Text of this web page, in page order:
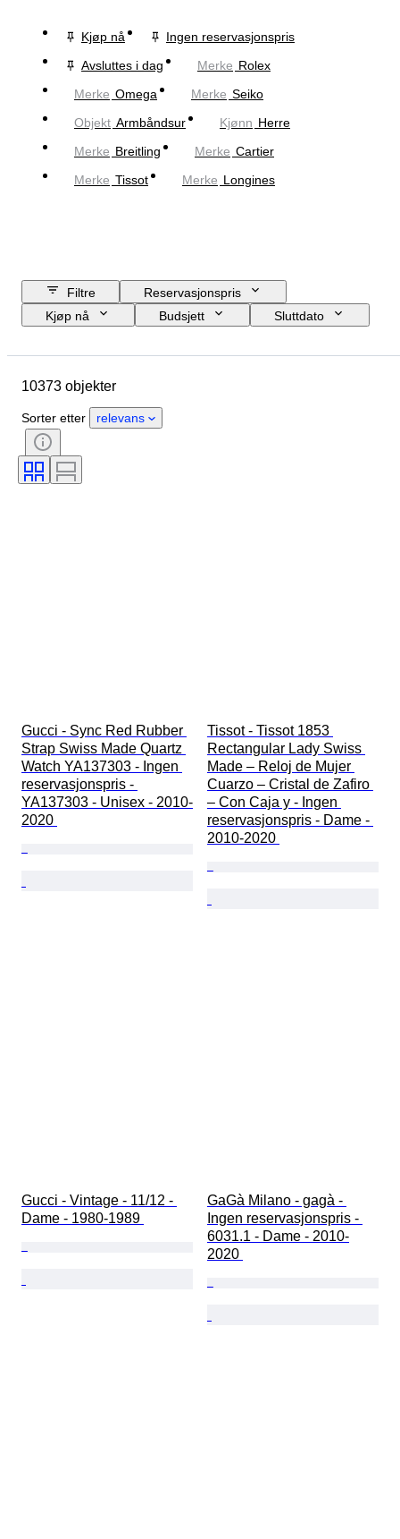
Kjøp nå
Ingen reservasjonspris
Avsluttes i dag
Merke Rolex
Merke Omega Merke Seiko
Objekt Armbåndsur Kjønn Herre
Merke Breitling Merke Cartier
Merke Tissot Merke Longines
Filtre
Reservasjonspris
Kjøp nå
Budsjett
Sluttdato
Opprinnelsesland
Tilstand
Ekstra tilbehør
Sertifisering
Utgave nr
10373 objekter
Sorter etter relevans
Gucci - Sync Red Rubber
Strap Swiss Made Quartz
Watch YA137303 - Ingen
reservasjonspris -
YA137303 - Unisex - 2010-
2020
Tissot - Tissot 1853
Rectangular Lady Swiss
Made – Reloj de Mujer
Cuarzo – Cristal de Zafiro
– Con Caja y - Ingen
reservasjonspris - Dame -
2010-2020
Gucci - Vintage - 11/12 -
Dame - 1980-1989
GaGà Milano - gagà -
Ingen reservasjonspris -
6031.1 - Dame - 2010-
2020